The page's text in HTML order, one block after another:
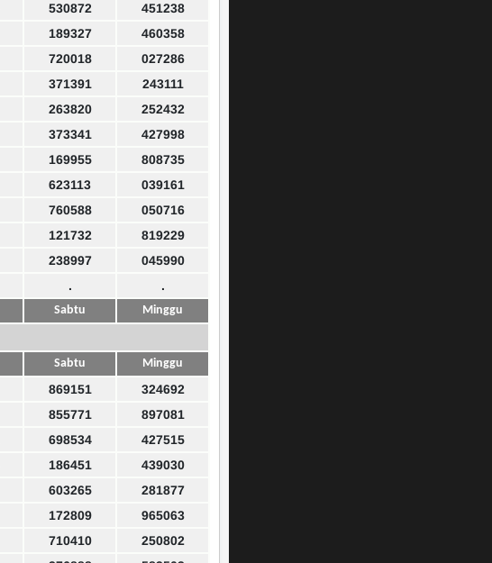
530872
451238
189327
460358
720018
027286
371391
243111
263820
252432
373341
427998
169955
808735
623113
039161
760588
050716
121732
819229
238997
045990
. .
Sabtu Minggu
Sabtu Minggu
869151
324692
855771
897081
698534
427515
186451
439030
603265
281877
172809
965063
710410
250802